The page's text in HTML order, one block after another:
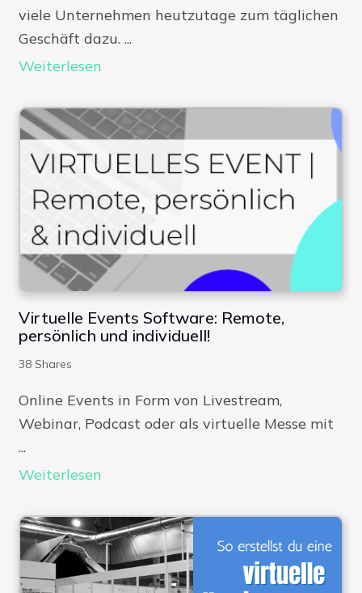
viele Unternehmen heutzutage zum täglichen
Geschäft dazu. ...
Weiterlesen
Virtuelle Events Software: Remote,
persönlich und individuell!
38 Shares
Online Events in Form von Livestream,
Webinar, Podcast oder als virtuelle Messe mit
...
Weiterlesen